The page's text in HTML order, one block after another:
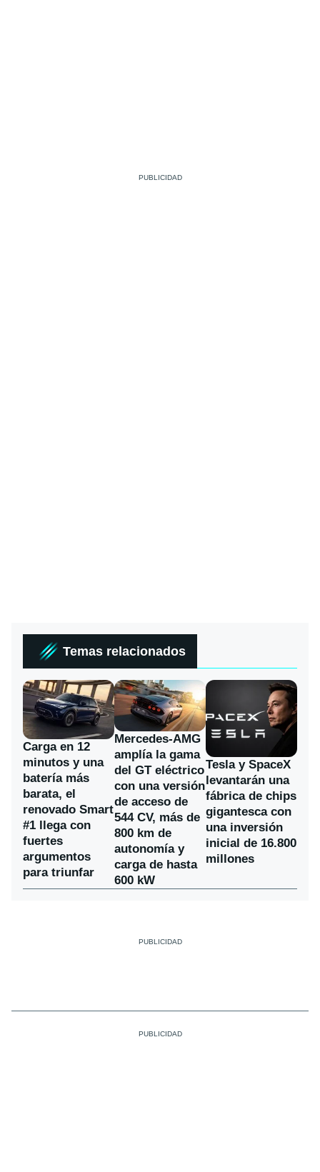
Temas relacionados
Carga en 12
minutos y una
batería más
barata, el
renovado Smart
#1 llega con
fuertes
argumentos
para triunfar
Mercedes-AMG
amplía la gama
del GT eléctrico
con una versión
de acceso de
544 CV, más de
800 km de
autonomía y
carga de hasta
600 kW
Tesla y SpaceX
levantarán una
fábrica de chips
gigantesca con
una inversión
inicial de 16.800
millones